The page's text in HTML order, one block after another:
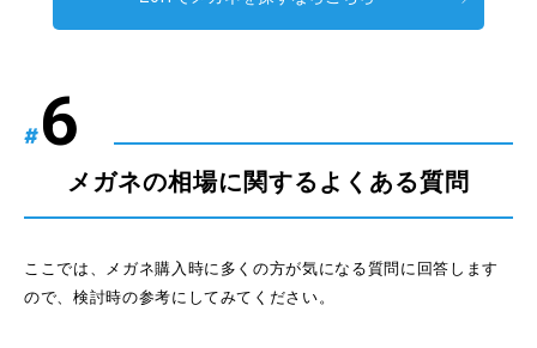
#
メガネの相場に関するよくある質問
ここでは、メガネ購入時に多くの方が気になる質問に回答します
ので、検討時の参考にしてみてください。